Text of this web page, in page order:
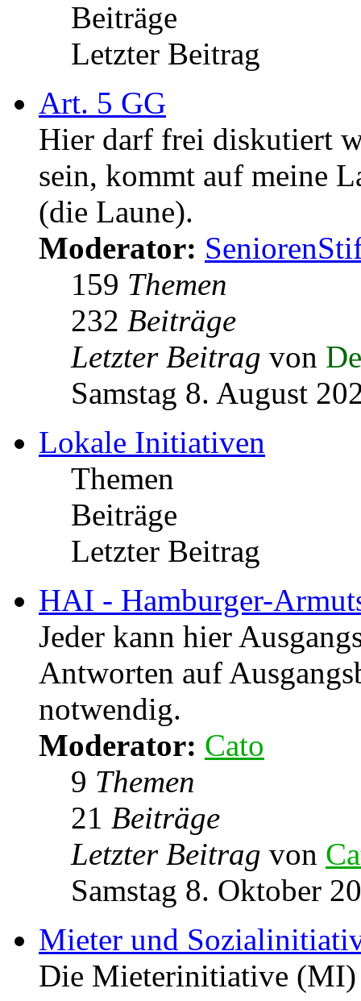
Letzter Beitrag
Samstag 1.
Laberecke
Themen
Beiträge
Letzter Beitrag
Art. 5 GG
Hier darf frei diskutiert
sein, kommt auf meine
(die Laune).
Moderator:
159Themen
232Beiträge
Letzter Beitrag von
Samstag 8. August
Lokale Initiativen
Themen
Beiträge
Letzter Beitrag
HAI - Hamburger-
Jeder kann hier
Antworten auf
notwendig.
Moderator: Cato